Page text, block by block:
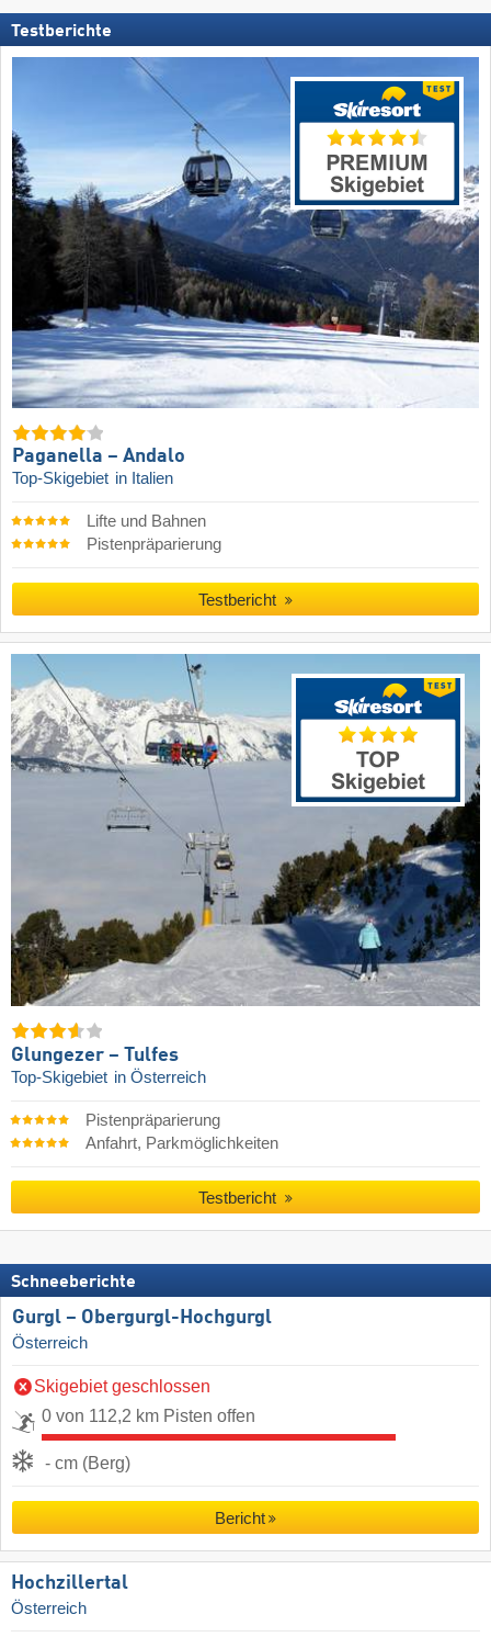
Testberichte
Paganella – Andalo
Top-Skigebiet in Italien
Lifte und Bahnen
Pistenpräparierung
Testbericht
Glungezer – Tulfes
Top-Skigebiet in Österreich
Pistenpräparierung
Anfahrt, Parkmöglichkeiten
Testbericht
Schneeberichte
Gurgl – Obergurgl-Hochgurgl
Österreich
Skigebiet geschlossen
0 von 112,2 km Pisten offen
- cm (Berg)
Bericht
Hochzillertal
Österreich